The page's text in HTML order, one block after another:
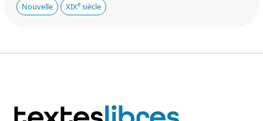
Nouvelle XIXe siècle